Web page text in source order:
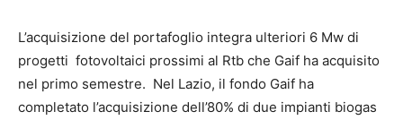
L’acquisizione del portafoglio integra ulteriori 6 Mw di
progetti fotovoltaici prossimi al Rtb che Gaif ha acquisito
nel primo semestre. Nel Lazio, il fondo Gaif ha
completato l’acquisizione dell’80% di due impianti biogas